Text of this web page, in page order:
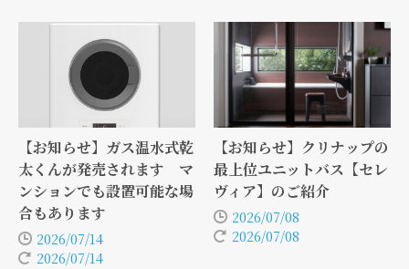
【お知らせ】ガス温水式乾
太くんが発売されます マ
ンションでも設置可能な場
合もあります
2026/07/14
2026/07/14
【お知らせ】クリナップの
最上位ユニットバス【セレ
ヴィア】のご紹介
2026/07/08
2026/07/08